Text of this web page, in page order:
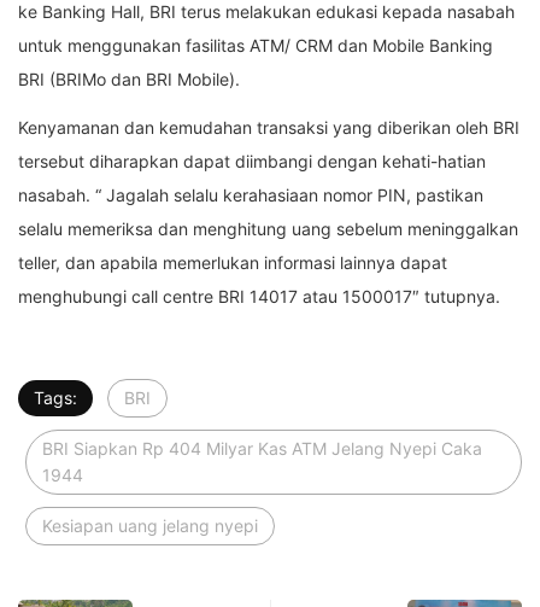
ke Banking Hall, BRI terus melakukan edukasi kepada nasabah
untuk menggunakan fasilitas ATM/ CRM dan Mobile Banking
BRI (BRIMo dan BRI Mobile).
Kenyamanan dan kemudahan transaksi yang diberikan oleh BRI
tersebut diharapkan dapat diimbangi dengan kehati-hatian
nasabah. “ Jagalah selalu kerahasiaan nomor PIN, pastikan
selalu memeriksa dan menghitung uang sebelum meninggalkan
teller, dan apabila memerlukan informasi lainnya dapat
menghubungi call centre BRI 14017 atau 1500017″ tutupnya.
Tags: BRI
BRI Siapkan Rp 404 Milyar Kas ATM Jelang Nyepi Caka
1944
Kesiapan uang jelang nyepi